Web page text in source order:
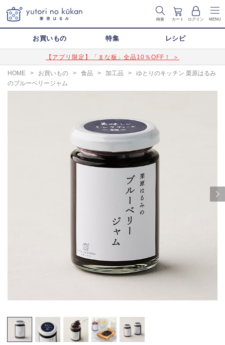
検索 カート ログイン MENU
お買いもの 特集 レシピ
【アプリ限定】「まな板」全品10％OFF！ ＞
HOME > お買いもの > 食品 > 加工品 >
ゆとりのキッチン 栗原はるみ
のブルーベリージャム
Next